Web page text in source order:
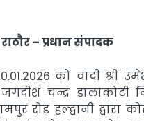
– प्रधान संपादक
को वादी श्री
चन्द्र डालाकोटी
रोड हल्द्वानी द्वारा